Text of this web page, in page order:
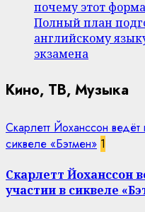
почему этот
Полный план
английскому
экзамена
Кино, ТВ, Музыка
Скарлетт Йоханссон
сиквеле «Бэтмен» 1
Скарлетт Йоханссон
участии в сиквеле